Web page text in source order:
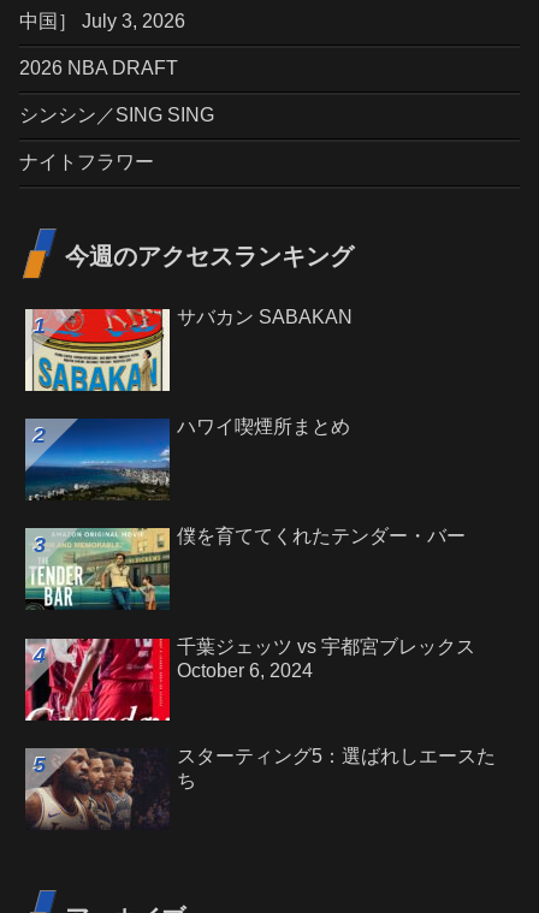
中国］ July 3, 2026
2026 NBA DRAFT
シンシン／SING SING
ナイトフラワー
今週のアクセスランキング
サバカン SABAKAN
ハワイ喫煙所まとめ
僕を育ててくれたテンダー・バー
千葉ジェッツ vs 宇都宮ブレックス
October 6, 2024
スターティング5：選ばれしエースた
ち